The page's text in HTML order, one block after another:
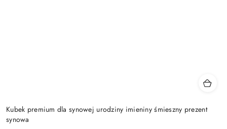
Kubek premium dla synowej urodziny imieniny śmieszny prezent
synowa